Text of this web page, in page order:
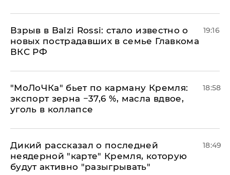
Взрыв в Balzi Rossi: стало известно о
новых пострадавших в семье Главкома
ВКС РФ
19:16
​"МоЛоЧКа" бьет по карману Кремля:
экспорт зерна −37,6 %, масла вдвое,
уголь в коллапсе
18:58
Дикий рассказал о последней
неядерной "карте" Кремля, которую
будут активно "разыгрывать"
18:49